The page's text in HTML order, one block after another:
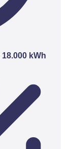
18.000 kWh